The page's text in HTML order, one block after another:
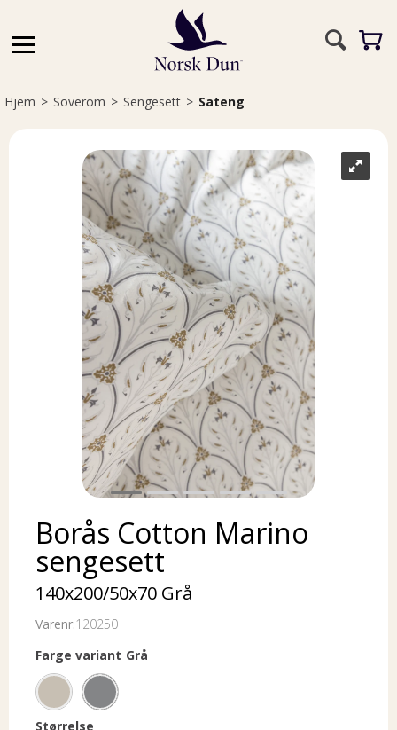
Hjem>Soverom>Sengesett>Sateng
Borås Cotton Marino
sengesett
140x200/50x70 Grå
Varenr:120250
Farge variant Grå
Størrelse